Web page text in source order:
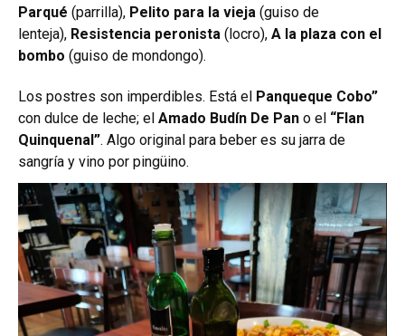
Parqué (parrilla), Pelito para la vieja (guiso de
lenteja), Resistencia peronista (locro), A la plaza con el
bombo (guiso de mondongo).
Los postres son imperdibles. Está el Panqueque Cobo”
con dulce de leche; el Amado Budín De Pan o el “Flan
Quinquenal”. Algo original para beber es su jarra de
sangría y vino por pingüino.